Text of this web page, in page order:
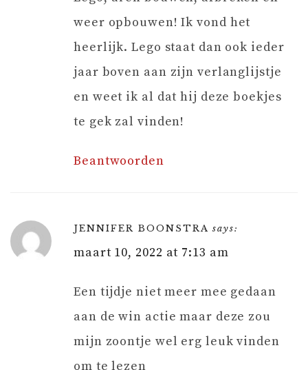
weer opbouwen! Ik vond het
heerlijk. Lego staat dan ook ieder
jaar boven aan zijn verlanglijstje
en weet ik al dat hij deze boekjes
te gek zal vinden!
Beantwoorden
JENNIFER BOONSTRA says:
maart 10, 2022 at 7:13 am
Een tijdje niet meer mee gedaan
aan de win actie maar deze zou
mijn zoontje wel erg leuk vinden
om te lezen